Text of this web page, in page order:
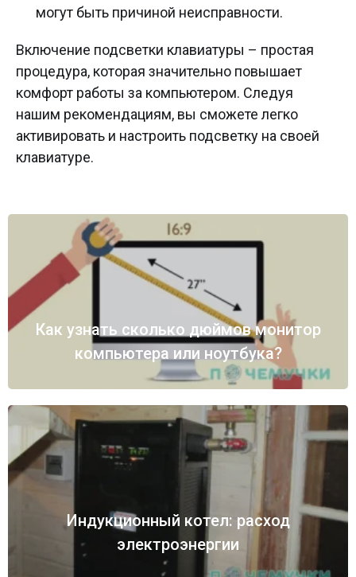
могут быть причиной неисправности.
Включение подсветки клавиатуры – простая
процедура, которая значительно повышает
комфорт работы за компьютером. Следуя
нашим рекомендациям, вы сможете легко
активировать и настроить подсветку на своей
клавиатуре.
Как узнать сколько дюймов монитор
компьютера или ноутбука?
Индукционный котел: расход
электроэнергии